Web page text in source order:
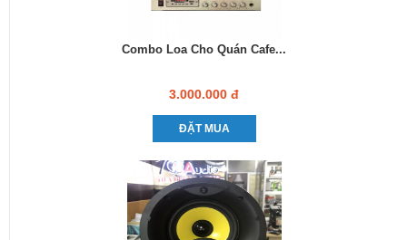
Combo Loa Cho Quán Cafe...
3.000.000 đ
ĐẶT MUA